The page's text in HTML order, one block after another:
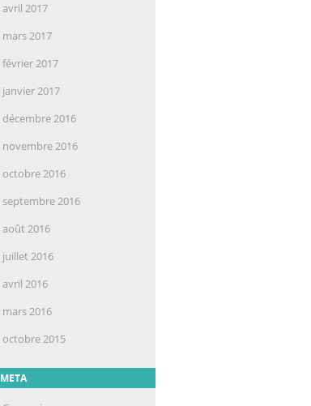
avril 2017
mars 2017
février 2017
janvier 2017
décembre 2016
novembre 2016
octobre 2016
septembre 2016
août 2016
juillet 2016
avril 2016
mars 2016
octobre 2015
META